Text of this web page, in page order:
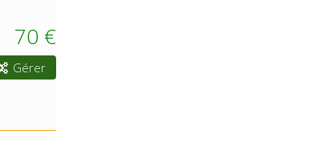
70 €
Gérer